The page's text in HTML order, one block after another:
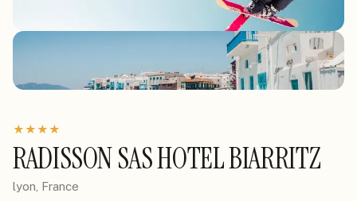
★★★★
RADISSON SAS HOTEL BIARRITZ
lyon, France